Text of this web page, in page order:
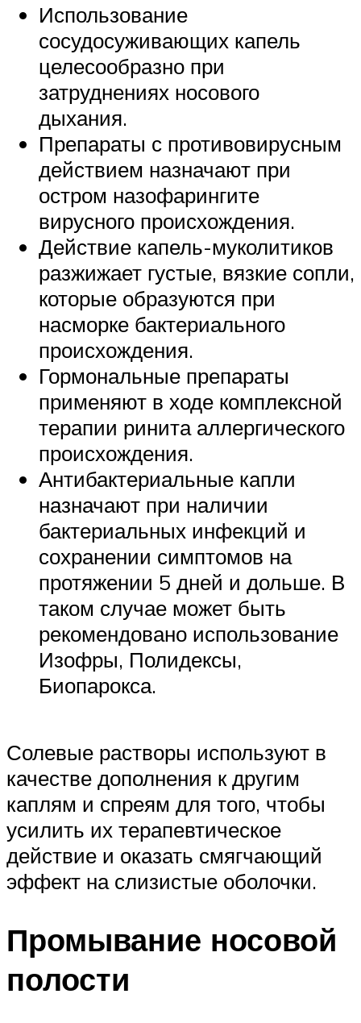
Использование
сосудосуживающих капель
целесообразно при
затруднениях носового
дыхания.
Препараты с противовирусным
действием назначают при
остром назофарингите
вирусного происхождения.
Действие капель-муколитиков
разжижает густые, вязкие сопли,
которые образуются при
насморке бактериального
происхождения.
Гормональные препараты
применяют в ходе комплексной
терапии ринита аллергического
происхождения.
Антибактериальные капли
назначают при наличии
бактериальных инфекций и
сохранении симптомов на
протяжении 5 дней и дольше. В
таком случае может быть
рекомендовано использование
Изофры, Полидексы,
Биопарокса.
Солевые растворы используют в
качестве дополнения к другим
каплям и спреям для того, чтобы
усилить их терапевтическое
действие и оказать смягчающий
эффект на слизистые оболочки.
Промывание носовой
полости